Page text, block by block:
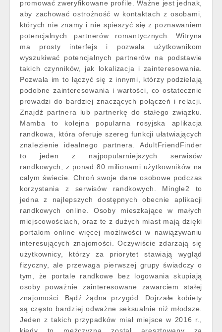
promować zweryfikowane profile. Ważne jest jednak,
aby zachować ostrożność w kontaktach z osobami,
których nie znamy i nie spieszyć się z poznawaniem
potencjalnych partnerów romantycznych. Witryna
ma prosty interfejs i pozwala użytkownikom
wyszukiwać potencjalnych partnerów na podstawie
takich czynników, jak lokalizacja i zainteresowania.
Pozwala im to łączyć się z innymi, którzy podzielają
podobne zainteresowania i wartości, co ostatecznie
prowadzi do bardziej znaczących połączeń i relacji.
Znajdź partnera lub partnerkę do stałego związku.
Mamba to kolejna popularna rosyjska aplikacja
randkowa, która oferuje szereg funkcji ułatwiających
znalezienie idealnego partnera. AdultFriendFinder
to jeden z najpopularniejszych serwisów
randkowych, z ponad 80 milionami użytkowników na
całym świecie. Chroń swoje dane osobowe podczas
korzystania z serwisów randkowych. Mingle2 to
jedna z najlepszych dostępnych obecnie aplikacji
randkowych online. Osoby mieszkające w małych
miejscowościach, oraz te z dużych miast mają dzięki
portalom online więcej możliwości w nawiązywaniu
interesujących znajomości. Oczywiście zdarzają się
użytkownicy, którzy za priorytet stawiają wygląd
fizyczny, ale przewaga pierwszej grupy świadczy o
tym, że portale randkowe bez logowania skupiają
osoby poważnie zainteresowane zawarciem stałej
znajomości. Bądź żądna przygód: Dojrzałe kobiety
są często bardziej odważne seksualnie niż młodsze.
Jeden z takich przypadków miał miejsce w 2016 r.,